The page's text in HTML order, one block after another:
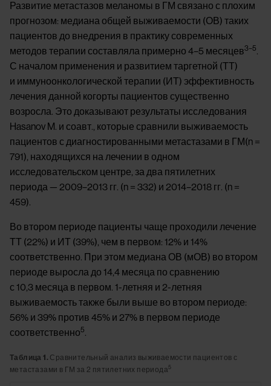
Развитие метастазов меланомы в ГМ связано с плохим
прогнозом: медиана общей выживаемости (ОВ) таких
пациентов до внедрения в практику современных
методов терапии составляла примерно 4–5 месяцев3–5.
С началом применения и развитием таргетной (ТТ)
и иммуноонкологической терапии (ИТ) эффективность
лечения данной когорты пациентов существенно
возросла. Это доказывают результаты исследования
Hasanov M. и соавт., которые сравнили выживаемость
пациентов с диагностированными метастазами в ГМ(n =
791), находящихся на лечении в одном
исследовательском центре, за два пятилетних
периода — 2009–2013 гг. (n = 332) и 2014–2018 гг. (n =
459).
Во втором периоде пациенты чаще проходили лечение
ТТ (22%) и ИТ (39%), чем в первом: 12% и 14%
соответственно. При этом медиана ОВ (мОВ) во втором
периоде выросла до 14,4 месяца по сравнению
с 10,3 месяца в первом. 1-летняя и 2-летняя
выживаемость также были выше во втором периоде:
56% и 39% против 45% и 27% в первом периоде
соответственно5.
Таблица 1. Сравнительный анализ выживаемости пациентов с
метастазами в ГМ за 2 пятилетних периода5